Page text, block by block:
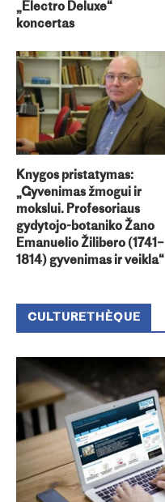
„Electro Deluxe“
koncertas
Knygos pristatymas:
„Gyvenimas žmogui ir
mokslui. Profesoriaus
gydytojo-botaniko Žano
Emanuelio Žilibero (1741–
1814) gyvenimas ir veikla“
CULTURETHÈQUE